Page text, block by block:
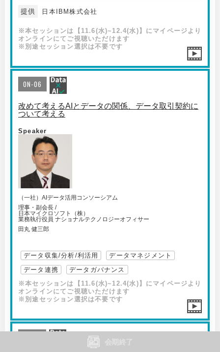
提供 日本IBM株式会社
※本セッションは【11.6(水)~12.4(水)】にマイページより
オンラインにてご視聴いただけます
※別途セッション選択は不要です
ON-06
改めて考えるAIとデータの関係、データ取引契約に
ついて考える
Speaker
（一社）AIデータ活用コンソーシアム
理事・副会長 /
日本マイクロソフト（株）
業務執行役員 ナショナルテクノロジーオフィサー
田丸 健三郎
データ収集/分析/利活用
データマネジメント
データ連携
データガバナンス
※本セッションは【11.6(水)~12.4(水)】にマイページより
オンラインにてご視聴いただけます
※別途セッション選択は不要です